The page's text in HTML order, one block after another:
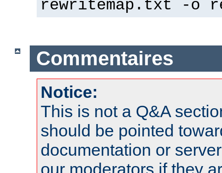
rewritemap.txt -o
Commentaires
Notice:
This is not a Q&A
should be pointed
documentation or
our moderators if they